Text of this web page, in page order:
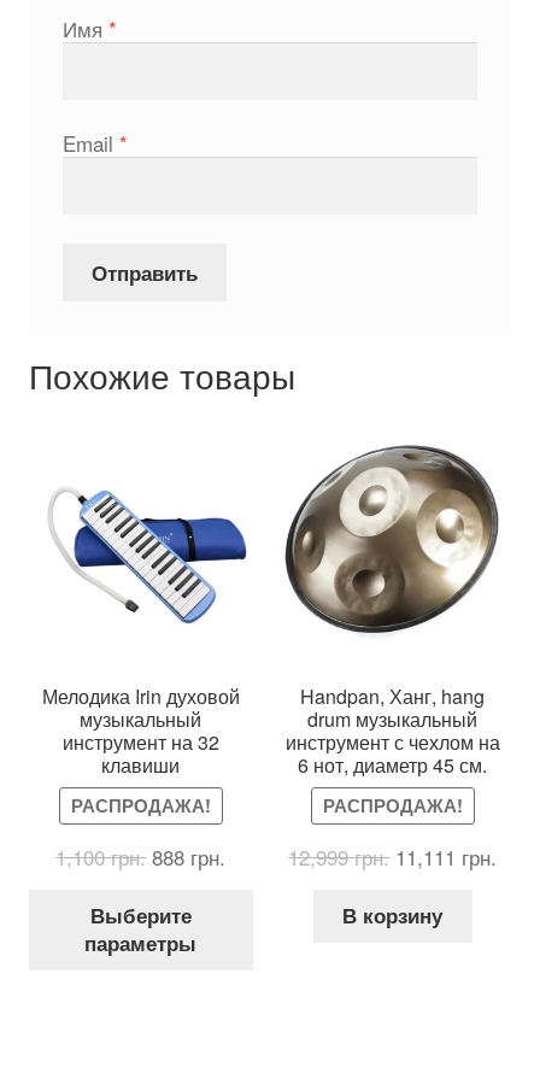
Имя *
Email *
Похожие товары
Мелодика Irin духовой
музыкальный
инструмент на 32
клавиши
РАСПРОДАЖА!
1,100грн.Первоначальная
составляла
1,100 грн..
888 грн. Текущая
Выберите
параметры
Handpan, Ханг, hang
drum музыкальный
инструмент с чехлом на
6 нот, диаметр 45 см.
РАСПРОДАЖА!
12,999грн.
составляла
12,999 грн..
11,111 грн.
В корзину